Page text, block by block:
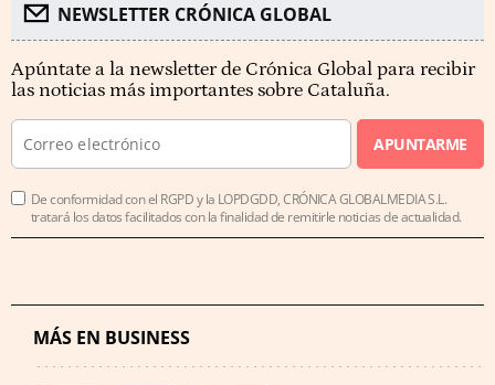
NEWSLETTER CRÓNICA GLOBAL
Apúntate a la newsletter de Crónica Global para recibir
las noticias más importantes sobre Cataluña.
APUNTARME
De conformidad con el RGPD y la LOPDGDD, CRÓNICA GLOBALMEDIA S.L.
tratará los datos facilitados con la finalidad de remitirle noticias de actualidad.
MÁS EN BUSINESS